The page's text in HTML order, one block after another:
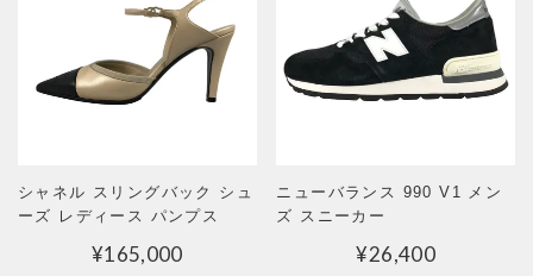
シャネル スリングバック シュ
ーズ レディース パンプス
¥165,000
ニューバランス 990 V1 メン
ズ スニーカー
¥26,400